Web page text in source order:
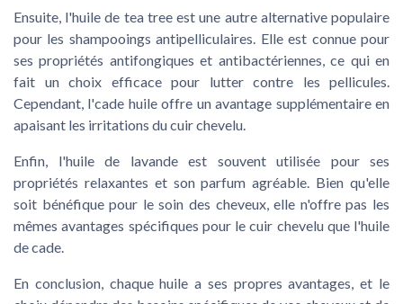
Ensuite, l'huile de tea treeest une autre alternative populaire
pour les shampooings antipelliculaires. Elle est connue pour
ses propriétés antifongiques et antibactériennes, ce qui en
fait un choix efficace pour lutter contre les pellicules.
Cependant, l'cade huileoffre un avantage supplémentaire en
apaisant les irritations ducuir chevelu.
Enfin, l'huile de lavandeest souvent utilisée pour ses
propriétés relaxantes et son parfum agréable. Bien qu'elle
soit bénéfique pour lesoin des cheveux, elle n'offre pas les
mêmes avantages spécifiques pour lecuir cheveluque l'huile
de cade.
En conclusion, chaque huile a ses propres avantages, et le